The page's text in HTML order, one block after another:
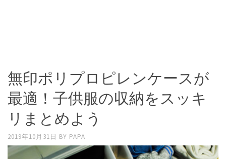
無印ポリプロピレンケースが
最適！子供服の収納をスッキ
リまとめよう
2019年10月31日 BY PAPA